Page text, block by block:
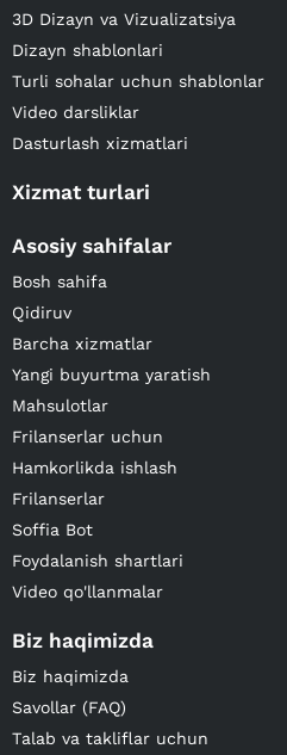
3D Dizayn va Vizualizatsiya
Dizayn shablonlari
Turli sohalar uchun shablonlar
Video darsliklar
Dasturlash xizmatlari
Xizmat turlari
Asosiy sahifalar
Bosh sahifa
Qidiruv
Barcha xizmatlar
Yangi buyurtma yaratish
Mahsulotlar
Frilanserlar uchun
Hamkorlikda ishlash
Frilanserlar
Soffia Bot
Foydalanish shartlari
Video qo'llanmalar
Biz haqimizda
Biz haqimizda
Savollar (FAQ)
Talab va takliflar uchun